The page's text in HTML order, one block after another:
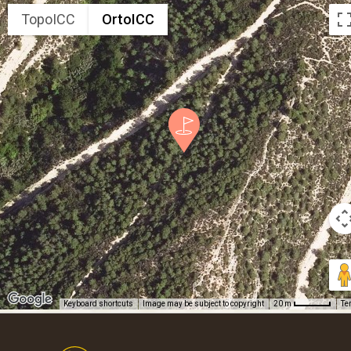
TopoICC OrtoICC
Keyboard shortcuts Image may be subject to copyright 20 m